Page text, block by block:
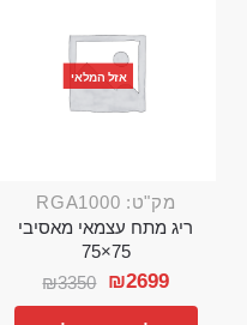
אזל המלאי
מק"ט: RGA1000
ריג מתח עצמאי מאסיבי
75×75
₪3350 ₪2699